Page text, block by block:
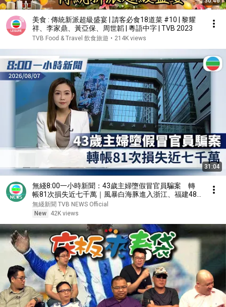
美食 : 傳統新派超級盛宴 | 請客必食18道菜 #10 | 黎耀
祥、李家鼎、黃亞保、周世韜 | 粵語中字 | TVB 2023
TVB Food & Travel 飲食旅遊 • 214K views
31:04
無綫8:00一小時新聞：43歲主婦墮假冒官員騙案 轉
帳81次損失近七千萬｜風暴白海豚進入浙江、福建48
小時警戒線 料周末最接近台灣｜香港新聞｜無綫新聞
｜TVB News｜2026/08/07
無綫新聞 TVB NEWS Official
New
42K views